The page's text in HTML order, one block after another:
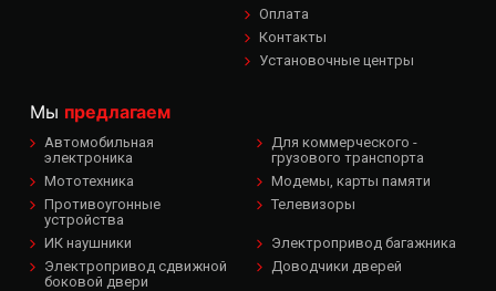
Оплата
Контакты
Установочные центры
Мы предлагаем
Автомобильная
электроника
Для коммерческого -
грузового транспорта
Мототехника
Модемы, карты памяти
Противоугонные
устройства
Телевизоры
ИК наушники
Электропривод багажника
Электропривод сдвижной
боковой двери
Доводчики дверей